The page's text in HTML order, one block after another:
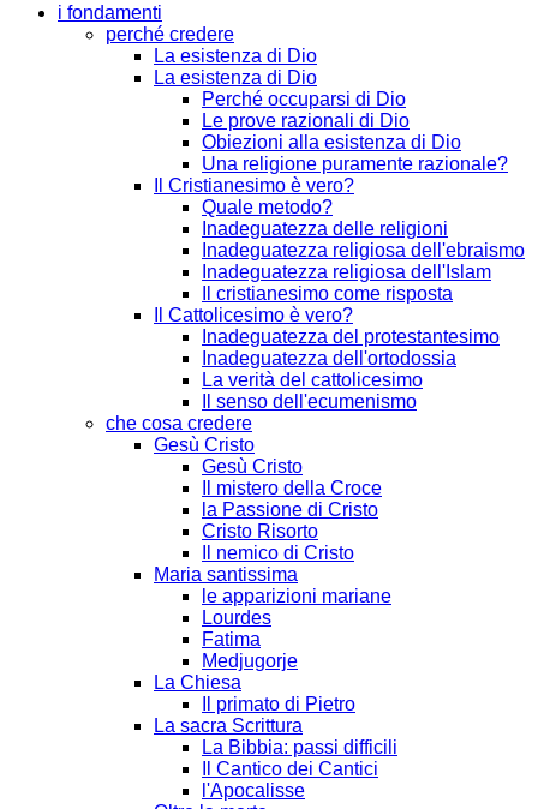
i fondamenti
perché credere
La esistenza di Dio
La esistenza di Dio
Perché occuparsi di Dio
Le prove razionali di Dio
Obiezioni alla esistenza di Dio
Una religione puramente razionale?
Il Cristianesimo è vero?
Quale metodo?
Inadeguatezza delle religioni
Inadeguatezza religiosa dell'ebraismo
Inadeguatezza religiosa dell'Islam
Il cristianesimo come risposta
Il Cattolicesimo è vero?
Inadeguatezza del protestantesimo
Inadeguatezza dell'ortodossia
La verità del cattolicesimo
Il senso dell'ecumenismo
che cosa credere
Gesù Cristo
Gesù Cristo
Il mistero della Croce
la Passione di Cristo
Cristo Risorto
Il nemico di Cristo
Maria santissima
le apparizioni mariane
Lourdes
Fatima
Medjugorje
La Chiesa
Il primato di Pietro
La sacra Scrittura
La Bibbia: passi difficili
Il Cantico dei Cantici
l'Apocalisse